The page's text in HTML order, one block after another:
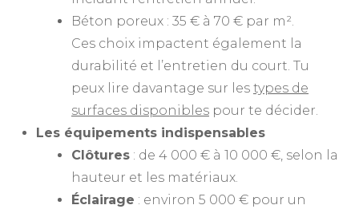
Béton poreux : 35 € à 70 € par m².
Ces choix impactent également la
durabilité et l’entretien du court. Tu
peux lire davantage sur les types de
surfaces disponibles pour te décider.
Les équipements indispensables
Clôtures : de 4 000 € à 10 000 €, selon la
hauteur et les matériaux.
Éclairage : environ 5 000 € pour un